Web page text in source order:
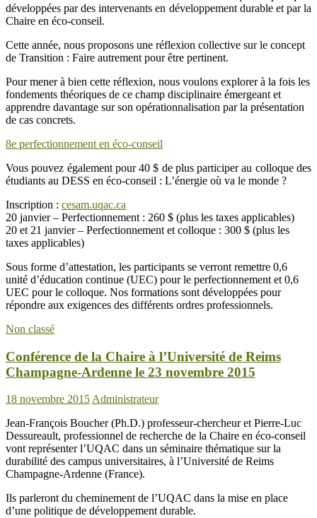
développées par des intervenants en développement durable et par la
Chaire en éco-conseil.
Cette année, nous proposons une réflexion collective sur le concept
de Transition : Faire autrement pour être pertinent.
Pour mener à bien cette réflexion, nous voulons explorer à la fois les
fondements théoriques de ce champ disciplinaire émergeant et
apprendre davantage sur son opérationnalisation par la présentation
de cas concrets.
8e perfectionnement en éco-conseil
Vous pouvez également pour 40 $ de plus participer au colloque des
étudiants au DESS en éco-conseil : L’énergie où va le monde ?
Inscription : cesam.uqac.ca
20 janvier – Perfectionnement : 260 $ (plus les taxes applicables)
20 et 21 janvier – Perfectionnement et colloque : 300 $ (plus les
taxes applicables)
Sous forme d’attestation, les participants se verront remettre 0,6
unité d’éducation continue (UEC) pour le perfectionnement et 0,6
UEC pour le colloque. Nos formations sont développées pour
répondre aux exigences des différents ordres professionnels.
Non classé
Conférence de la Chaire à l’Université de Reims
Champagne-Ardenne le 23 novembre 2015
18 novembre 2015Administrateur
Jean-François Boucher (Ph.D.) professeur-chercheur et Pierre-Luc
Dessureault, professionnel de recherche de la Chaire en éco-conseil
vont représenter l’UQAC dans un séminaire thématique sur la
durabilité des campus universitaires, à l’Université de Reims
Champagne-Ardenne (France).
Ils parleront du cheminement de l’UQAC dans la mise en place
d’une politique de développement durable.